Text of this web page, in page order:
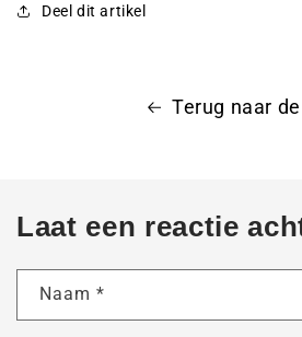
Deel dit artikel
Terug naar
Laat een reactie
Naam *